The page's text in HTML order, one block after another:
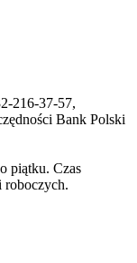
216-37-57,
Bank Polski
piątku. Czas
roboczych.